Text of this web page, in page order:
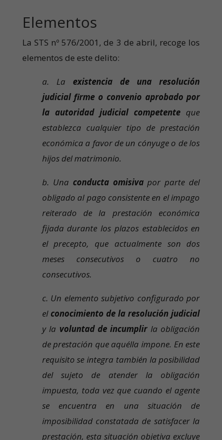
Elementos
La STS nº 576/2001, de 3 de abril, recoge los
elementos de este delito:
a. La existencia de una resolución
judicial firme o convenio aprobado por
la autoridad judicial competente que
establezca cualquier tipo de prestación
económica a favor de un cónyuge o de los
hijos del matrimonio.
b. Una conducta omisivapor parte del
obligado al pago consistente en el impago
reiterado de la prestación económica
fijada durante los plazos establecidos en
el precepto, que actualmente son dos
meses consecutivos o cuatro no
consecutivos.
c. Un elemento subjetivo configurado por
el conocimiento de la resolución judicial
y la voluntad de incumplirla obligación
de prestación que aquélla impone. En este
requisito se integra también la posibilidad
del sujeto de atender la obligación
impuesta, toda vez que cuando el agente
se encuentra en una situación de
imposibilidad constatada de satisfacer la
prestación, esta situación objetiva excluye